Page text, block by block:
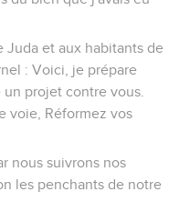
Juda et aux habitants de
: Voici, je prépare
projet contre vous.
voie, Réformez vos
nous suivrons nos
les penchants de notre